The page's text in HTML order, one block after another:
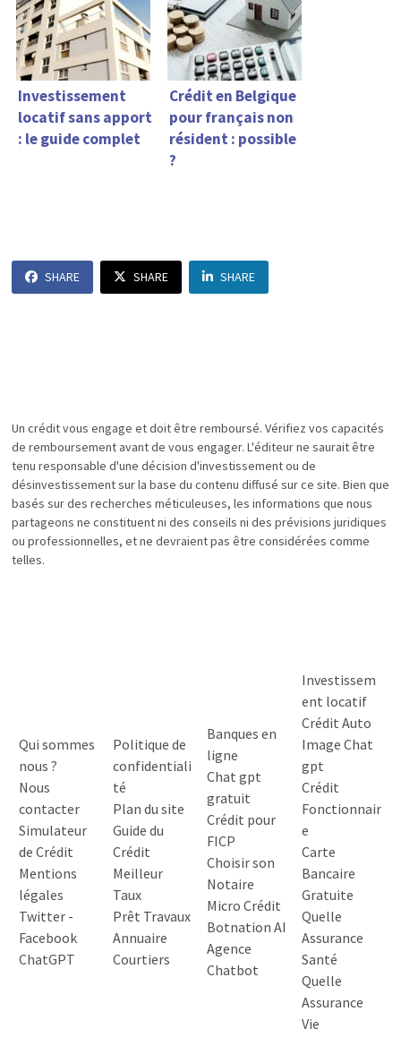
Investissement
locatif sans apport
: le guide complet
Crédit en Belgique
pour français non
résident : possible
?
SHARE SHARE SHARE
Un crédit vous engage et doit être remboursé. Vérifiez vos capacités
de remboursement avant de vous engager. L'éditeur ne saurait être
tenu responsable d'une décision d'investissement ou de
désinvestissement sur la base du contenu diffusé sur ce site. Bien que
basés sur des recherches méticuleuses, les informations que nous
partageons ne constituent ni des conseils ni des prévisions juridiques
ou professionnelles, et ne devraient pas être considérées comme
telles.
Qui sommes
nous ?
Nous
contacter
Simulateur
de Crédit
Mentions
légales
Twitter-
Facebook
ChatGPT
Politique de
confidentiali
té
Plan du site
Guide du
Crédit
Meilleur
Taux
Prêt Travaux
Annuaire
Courtiers
Banques en
ligne
Chat gpt
gratuit
Crédit pour
FICP
Choisir son
Notaire
Micro Crédit
Botnation AI
Agence
Chatbot
Investissem
ent locatif
Crédit Auto
Image Chat
gpt
Crédit
Fonctionnair
e
Carte
Bancaire
Gratuite
Quelle
Assurance
Santé
Quelle
Assurance
Vie